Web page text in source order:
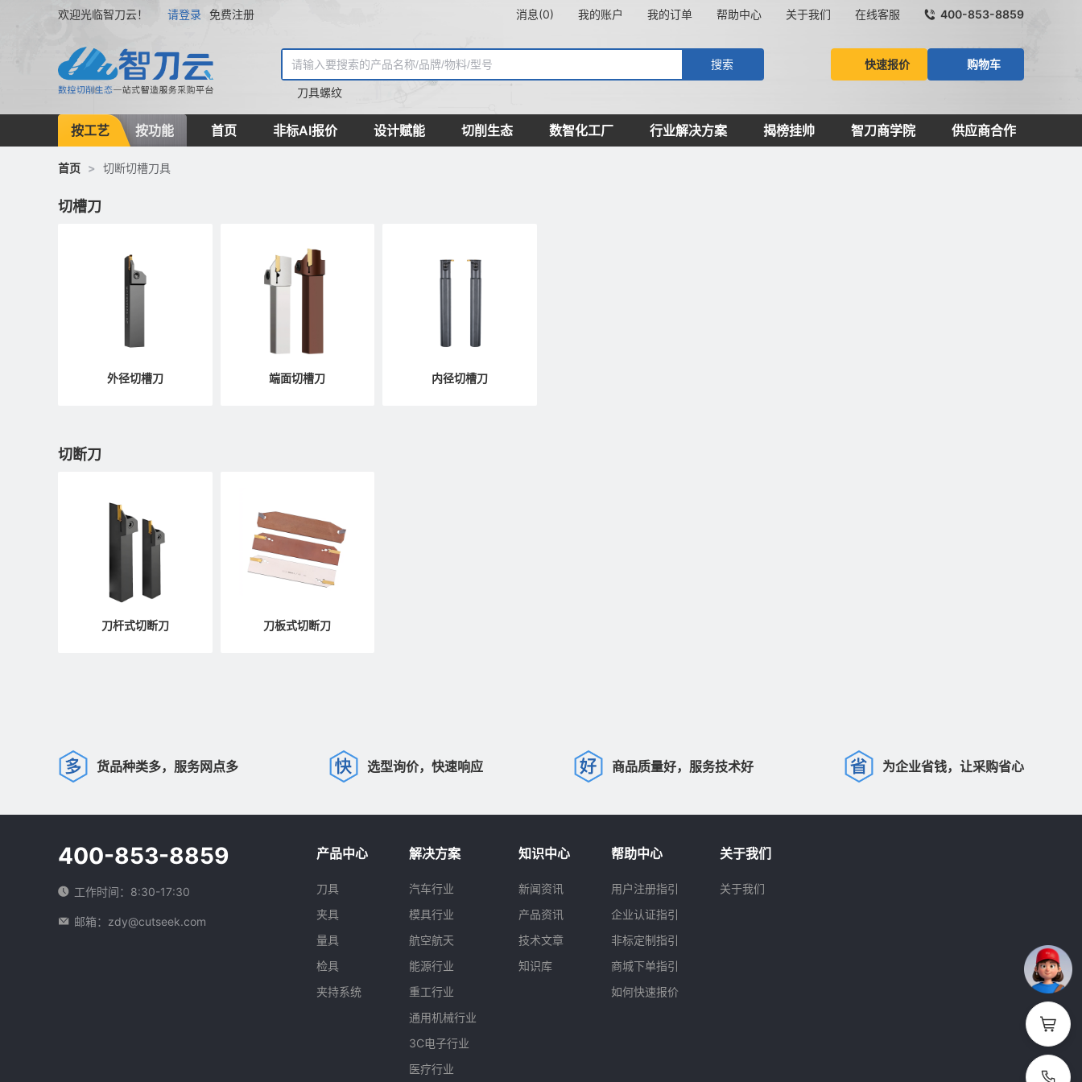
欢迎光临智刀云！ 请登录 免费注册 消息(0) 我的账户 我的订单 帮助中心 关于我们 在线客服 400-853-8859
搜索
刀具螺纹
快速报价 购物车
按工艺 按功能 首页 非标AI报价 设计赋能 切削生态 数智化工厂 行业解决方案 揭榜挂帅 智刀商学院 供应商合作
首页 > 切断切槽刀具
切槽刀
外径切槽刀 端面切槽刀 内径切槽刀
切断刀
刀杆式切断刀 刀板式切断刀
货品种类多，服务网点多 选型询价，快速响应 商品质量好，服务技术好 为企业省钱，让采购省心
400-853-8859
工作时间：8:30-17:30
邮箱：zdy@cutseek.com
产品中心
刀具
夹具
量具
检具
夹持系统
解决方案
汽车行业
模具行业
航空航天
能源行业
重工行业
通用机械行业
3C电子行业
医疗行业
知识中心
新闻资讯
产品资讯
技术文章
知识库
帮助中心
用户注册指引
企业认证指引
非标定制指引
商城下单指引
如何快速报价
关于我们
关于我们